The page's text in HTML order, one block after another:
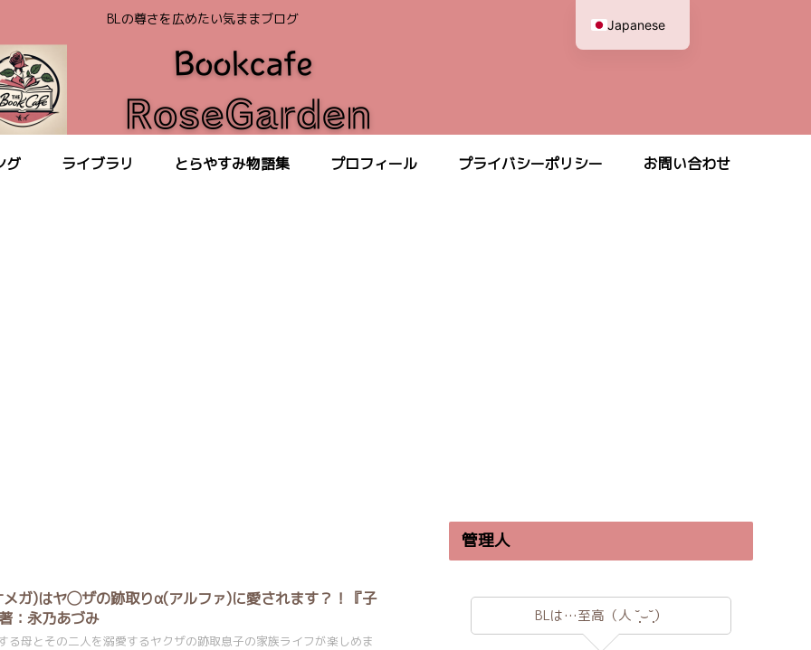
BLの尊さを広めたい気ままブログ
グ ライブラリ とらやすみ物語集 プロフィール プライバシーポリシー お問い合わせ
ガ)はヤ◯ザの跡取りα(アルファ)に愛されます？！『子
：永乃あづみ
る母とその二人を溺愛するヤクザの跡取息子の家族ライフが楽しめま
管理人
BLは…至高（人 ˘̩̩̩⌣˘̩̩̩）
Japanese
English